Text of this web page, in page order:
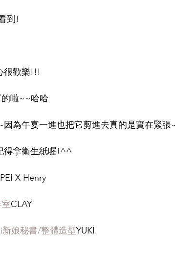
到!
很歡樂!!!
啦~~哈哈
為午宴一進也把它剪進去真的是實在緊張
得拿衛生紙喔!^^
X Henry
CLAY
新娘秘書/整體造型YUKI